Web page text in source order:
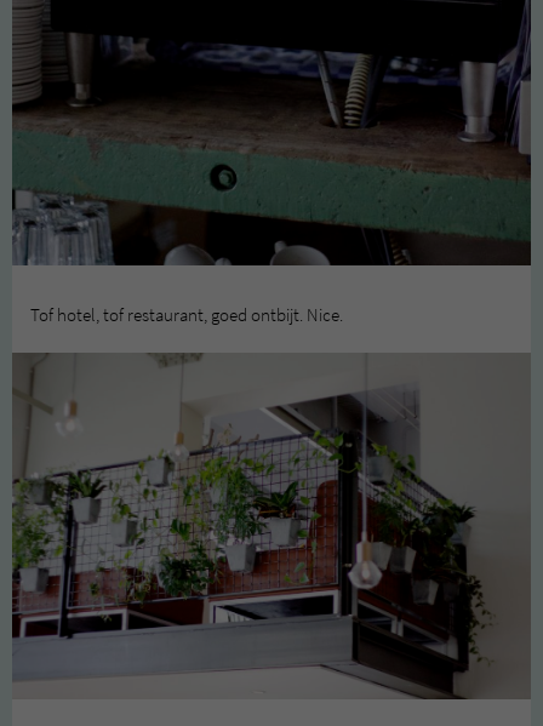
Tof hotel, tof restaurant, goed ontbijt. Nice.